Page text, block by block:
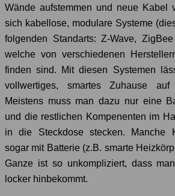
Wände aufstemmen und neue Kabel
sich kabellose, modulare Systeme
folgenden Standarts: Z-Wave,
welche von verschiedenen
finden sind. Mit diesen Systemen
vollwertiges, smartes Zuhause
Meistens muss man dazu nur eine
und die restlichen Kompenenten im
in die Steckdose stecken. Manche
sogar mit Batterie (z.B. smarte
Ganze ist so unkompliziert, dass
locker hinbekommt.